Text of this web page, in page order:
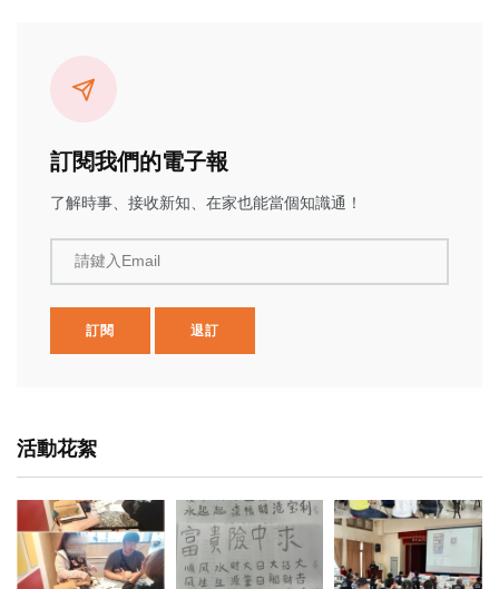
訂閱我們的電子報
了解時事、接收新知、在家也能當個知識通！
請鍵入Email
訂閱 退訂
活動花絮